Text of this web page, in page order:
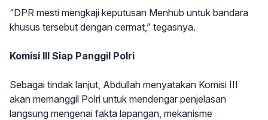
“DPR mesti mengkaji keputusan Menhub untuk bandara
khusus tersebut dengan cermat,” tegasnya.
Komisi III Siap Panggil Polri
Sebagai tindak lanjut, Abdullah menyatakan Komisi III
akan memanggil Polri untuk mendengar penjelasan
langsung mengenai fakta lapangan, mekanisme